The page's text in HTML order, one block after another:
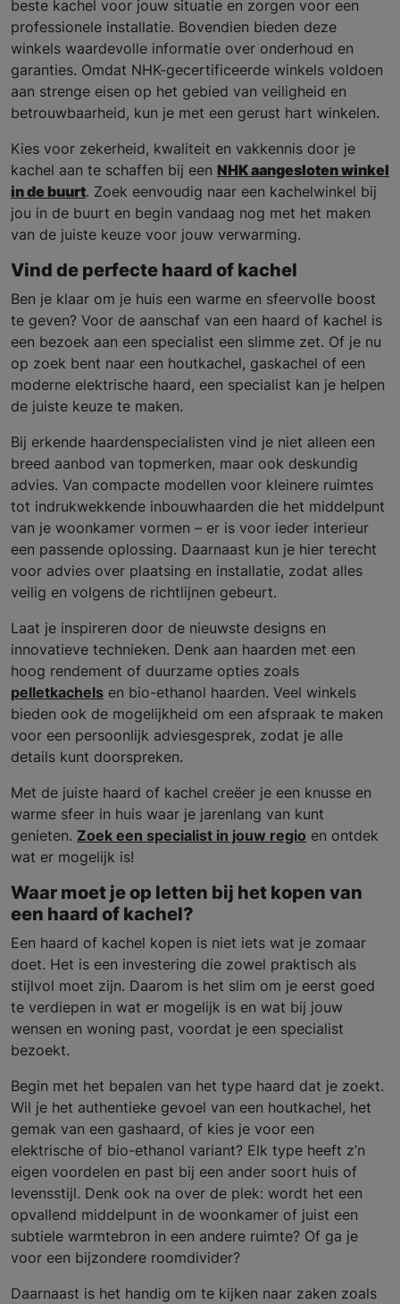
beste kachel voor jouw situatie en zorgen voor een
professionele installatie. Bovendien bieden deze
winkels waardevolle informatie over onderhoud en
garanties. Omdat NHK-gecertificeerde winkels voldoen
aan strenge eisen op het gebied van veiligheid en
betrouwbaarheid, kun je met een gerust hart winkelen.
Kies voor zekerheid, kwaliteit en vakkennis door je
kachel aan te schaffen bij een NHK aangesloten winkel
in de buurt. Zoek eenvoudig naar een kachelwinkel bij
jou in de buurt en begin vandaag nog met het maken
van de juiste keuze voor jouw verwarming.
Vind de perfecte haard of kachel
Ben je klaar om je huis een warme en sfeervolle boost
te geven? Voor de aanschaf van een haard of kachel is
een bezoek aan een specialist een slimme zet. Of je nu
op zoek bent naar een houtkachel, gaskachel of een
moderne elektrische haard, een specialist kan je helpen
de juiste keuze te maken.
Bij erkende haardenspecialisten vind je niet alleen een
breed aanbod van topmerken, maar ook deskundig
advies. Van compacte modellen voor kleinere ruimtes
tot indrukwekkende inbouwhaarden die het middelpunt
van je woonkamer vormen – er is voor ieder interieur
een passende oplossing. Daarnaast kun je hier terecht
voor advies over plaatsing en installatie, zodat alles
veilig en volgens de richtlijnen gebeurt.
Laat je inspireren door de nieuwste designs en
innovatieve technieken. Denk aan haarden met een
hoog rendement of duurzame opties zoals
pelletkachels en bio-ethanol haarden. Veel winkels
bieden ook de mogelijkheid om een afspraak te maken
voor een persoonlijk adviesgesprek, zodat je alle
details kunt doorspreken.
Met de juiste haard of kachel creëer je een knusse en
warme sfeer in huis waar je jarenlang van kunt
genieten. Zoek een specialist in jouw regio en ontdek
wat er mogelijk is!
Waar moet je op letten bij het kopen van
een haard of kachel?
Een haard of kachel kopen is niet iets wat je zomaar
doet. Het is een investering die zowel praktisch als
stijlvol moet zijn. Daarom is het slim om je eerst goed
te verdiepen in wat er mogelijk is en wat bij jouw
wensen en woning past, voordat je een specialist
bezoekt.
Begin met het bepalen van het type haard dat je zoekt.
Wil je het authentieke gevoel van een houtkachel, het
gemak van een gashaard, of kies je voor een
elektrische of bio-ethanol variant? Elk type heeft z’n
eigen voordelen en past bij een ander soort huis of
levensstijl. Denk ook na over de plek: wordt het een
opvallend middelpunt in de woonkamer of juist een
subtiele warmtebron in een andere ruimte? Of ga je
voor een bijzondere roomdivider?
Daarnaast is het handig om te kijken naar zaken zoals